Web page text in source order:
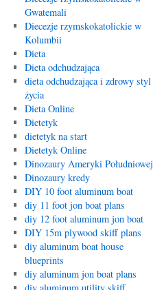
Gwatemali
Diecezje rzymskokatolickie w
Kolumbii
Dieta
Dieta odchudzająca
dieta odchudzająca i zdrowy styl
życia
Dieta Online
Dietetyk
dietetyk na start
Dietetyk Online
Dinozaury Ameryki Południowej
Dinozaury kredy
DIY 10 foot aluminum boat
diy 11 foot jon boat plans
diy 12 foot aluminum jon boat
DIY 15m plywood skiff plans
diy aluminum boat house
blueprints
diy aluminum jon boat plans